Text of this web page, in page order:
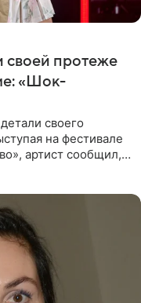
своей протеже
«Шок-
своего
на фестивале
артист сообщил,